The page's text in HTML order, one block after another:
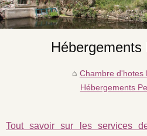
Hébergements
Chambre d'hotes
Hébergements
Tout savoir sur les services